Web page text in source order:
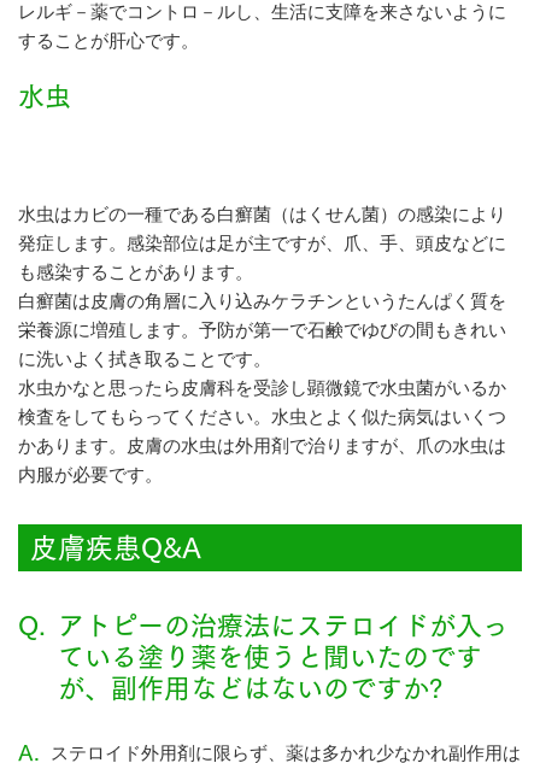
レルギ－薬でコントロ－ルし、生活に支障を来さないように
することが肝心です。
水虫
水虫はカビの一種である白癬菌（はくせん菌）の感染により
発症します。感染部位は足が主ですが、爪、手、頭皮などに
も感染することがあります。
白癬菌は皮膚の角層に入り込みケラチンというたんぱく質を
栄養源に増殖します。予防が第一で石鹸でゆびの間もきれい
に洗いよく拭き取ることです。
水虫かなと思ったら皮膚科を受診し顕微鏡で水虫菌がいるか
検査をしてもらってください。水虫とよく似た病気はいくつ
かあります。皮膚の水虫は外用剤で治りますが、爪の水虫は
内服が必要です。
皮膚疾患Q&A
Q. アトピーの治療法にステロイドが入っ
ている塗り薬を使うと聞いたのです
が、副作用などはないのですか?
A. ステロイド外用剤に限らず、薬は多かれ少なかれ副作用は